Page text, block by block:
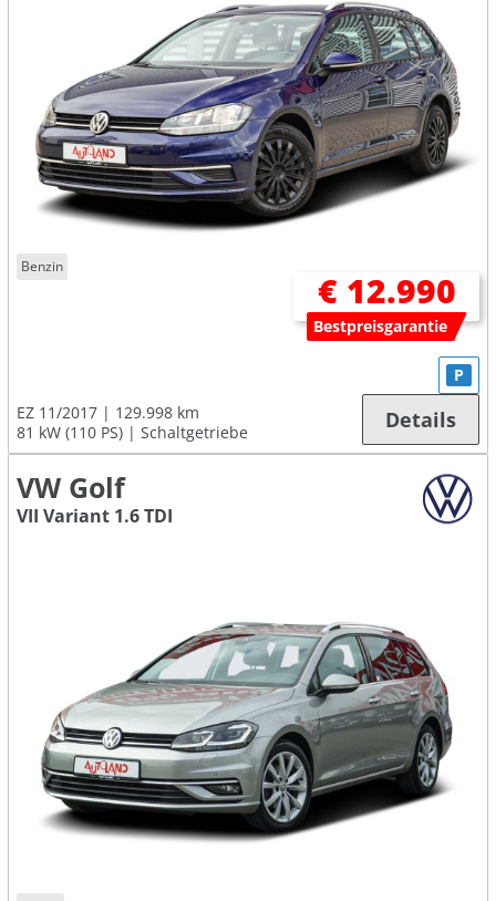
Benzin
€ 12.990
Bestpreisgarantie
EZ 11/2017
129.998 km
81 kW (110 PS)
Schaltgetriebe
P
Details
VW Golf
VII Variant 1.6 TDI